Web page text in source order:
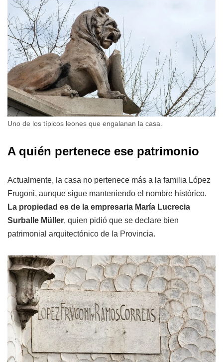
Uno de los típicos leones que engalanan la casa.
A quién pertenece ese patrimonio
Actualmente, la casa no pertenece más a la familia López
Frugoni, aunque sigue manteniendo el nombre histórico.
La propiedad es de la empresaria María Lucrecia
Surballe Müller, quien pidió que se declare bien
patrimonial arquitectónico de la Provincia.